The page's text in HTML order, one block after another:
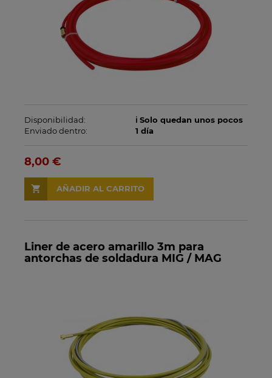
Disponibilidad:
ℹ️ Solo quedan unos pocos
Enviado dentro:
1 día
8,00 €
AÑADIR AL CARRITO
Liner de acero amarillo 3m para
antorchas de soldadura MIG / MAG